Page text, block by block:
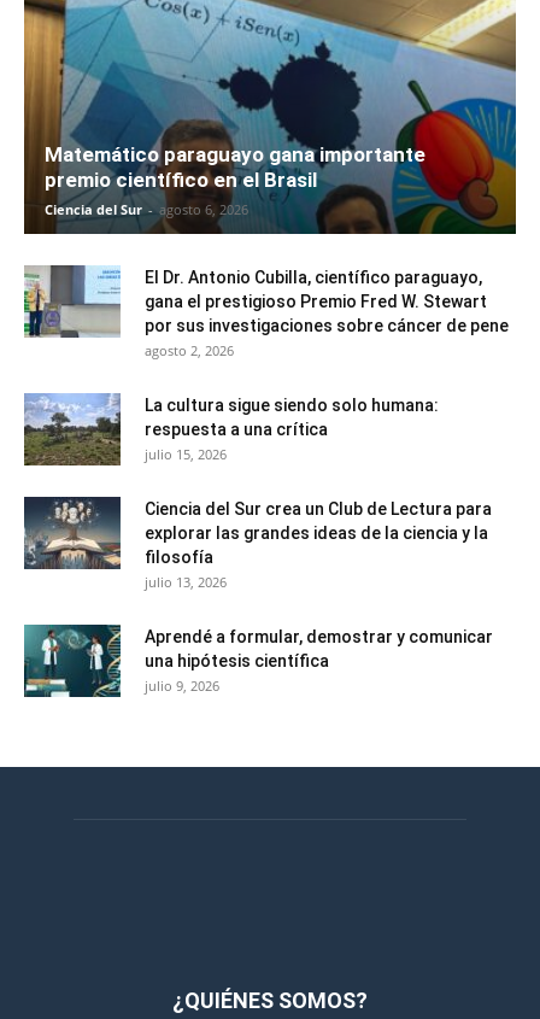
Matemático paraguayo gana importante
premio científico en el Brasil
Ciencia del Sur - agosto 6, 2026
El Dr. Antonio Cubilla, científico paraguayo,
gana el prestigioso Premio Fred W. Stewart
por sus investigaciones sobre cáncer de pene
agosto 2, 2026
La cultura sigue siendo solo humana:
respuesta a una crítica
julio 15, 2026
Ciencia del Sur crea un Club de Lectura para
explorar las grandes ideas de la ciencia y la
filosofía
julio 13, 2026
Aprendé a formular, demostrar y comunicar
una hipótesis científica
julio 9, 2026
¿QUIÉNES SOMOS?